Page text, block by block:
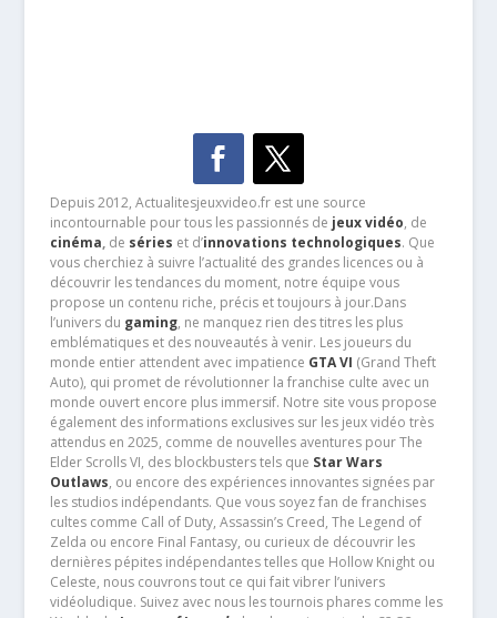
Depuis 2012, Actualitesjeuxvideo.fr est une source
incontournable pour tous les passionnés de jeux vidéo, de
cinéma,de séries et d’innovations technologiques. Que
vous cherchiez à suivre l’actualité des grandes licences ou à
découvrir les tendances du moment, notre équipe vous
propose un contenu riche, précis et toujours à jour.Dans
l’univers du gaming, ne manquez rien des titres les plus
emblématiques et des nouveautés à venir. Les joueurs du
monde entier attendent avec impatience GTA VI (Grand Theft
Auto), qui promet de révolutionner la franchise culte avec un
monde ouvert encore plus immersif. Notre site vous propose
également des informations exclusives sur les jeux vidéo très
attendus en 2025, comme de nouvelles aventures pour The
Elder Scrolls VI, des blockbusters tels que Star Wars
Outlaws, ou encore des expériences innovantes signées par
les studios indépendants. Que vous soyez fan de franchises
cultes comme Call of Duty, Assassin’s Creed, The Legend of
Zelda ou encore Final Fantasy, ou curieux de découvrir les
dernières pépites indépendantes telles que Hollow Knight ou
Celeste, nous couvrons tout ce qui fait vibrer l’univers
vidéoludique. Suivez avec nous les tournois phares comme les